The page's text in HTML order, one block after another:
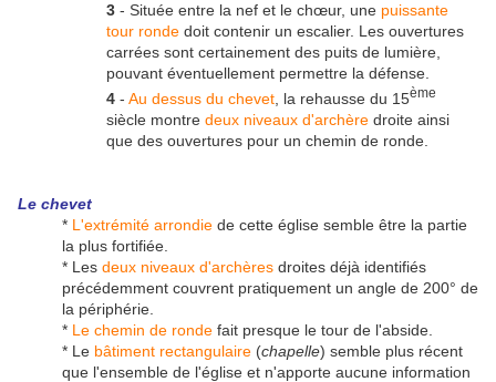
3 - Située entre la nef et le chœur, une puissante
tour ronde doit contenir un escalier. Les ouvertures
carrées sont certainement des puits de lumière,
pouvant éventuellement permettre la défense.
4 - Au dessus du chevet , la rehausse du 15ème
siècle montre deux niveaux d'archère droite ainsi
que des ouvertures pour un chemin de ronde.
Le chevet
* L'extrémité arrondie de cette église semble être la partie
la plus fortifiée.
* Les deux niveaux d'archères droites déjà identifiés
précédemment couvrent pratiquement un angle de 200° de
la périphérie.
* Le chemin de ronde fait presque le tour de l'abside.
* Le bâtiment rectangulaire (chapelle) semble plus récent
que l'ensemble de l'église et n'apporte aucune information